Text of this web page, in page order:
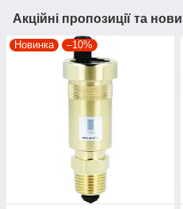
Акційні пропозиції та
Новинка –10%